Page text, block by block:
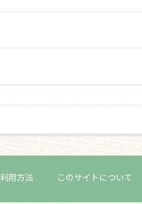
利用方法 このサイトについて